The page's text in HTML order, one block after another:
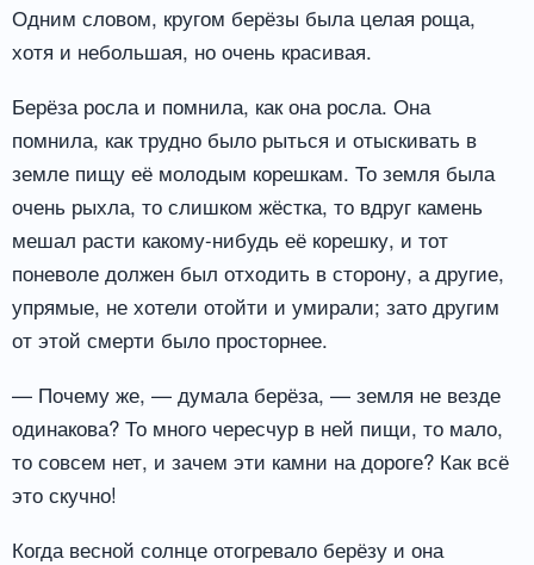
Одним словом, кругом берёзы была целая роща,
хотя и небольшая, но очень красивая.
Берёза росла и помнила, как она росла. Она
помнила, как трудно было рыться и отыскивать в
земле пищу её молодым корешкам. То земля была
очень рыхла, то слишком жёстка, то вдруг камень
мешал расти какому-нибудь её корешку, и тот
поневоле должен был отходить в сторону, а другие,
упрямые, не хотели отойти и умирали; зато другим
от этой смерти было просторнее.
— Почему же, — думала берёза, — земля не везде
одинакова? То много чересчур в ней пищи, то мало,
то совсем нет, и зачем эти камни на дороге? Как всё
это скучно!
Когда весной солнце отогревало берёзу и она